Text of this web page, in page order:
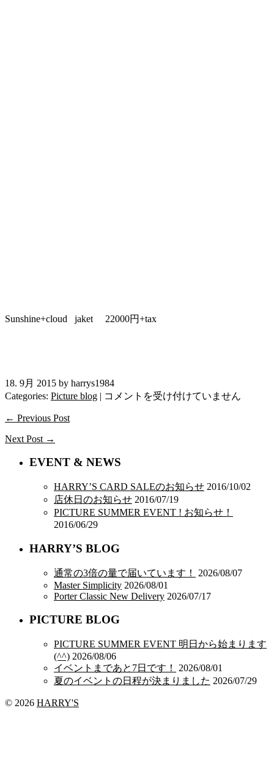
Sunshine+cloud jaket 22000円+tax
18. 9月 2015 by harrys1984
Categories: Picture blog | 秋
す！
コメントを受け付けていません
← Previous Post
Next Post →
EVENT & NEWS
HARRY’S CARD SALEのお知らせ 2016/10/02
店休日のお知らせ 2016/07/19
PICTURE SUMMER EVENT ! お知らせ！
2016/06/29
HARRY’S BLOG
通常の3倍の量で届いています！
2026/08/07
Master Simplicity 2026/08/01
Porter Classic New Delivery 2026/07/17
PICTURE BLOG
PICTURE SUMMER EVENT 明日から始まります
(^^) 2026/08/06
イベントまであと7日です！
2026/08/01
夏のイベントの日程が決まりました 2026/07/29
© 2026 HARRY'S